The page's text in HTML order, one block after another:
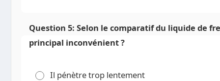
Question 5: Selon le comparatif du liquide de
principal inconvénient ?
Il pénètre trop lentement